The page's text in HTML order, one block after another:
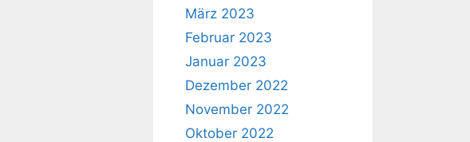
März 2023
Februar 2023
Januar 2023
Dezember 2022
November 2022
Oktober 2022